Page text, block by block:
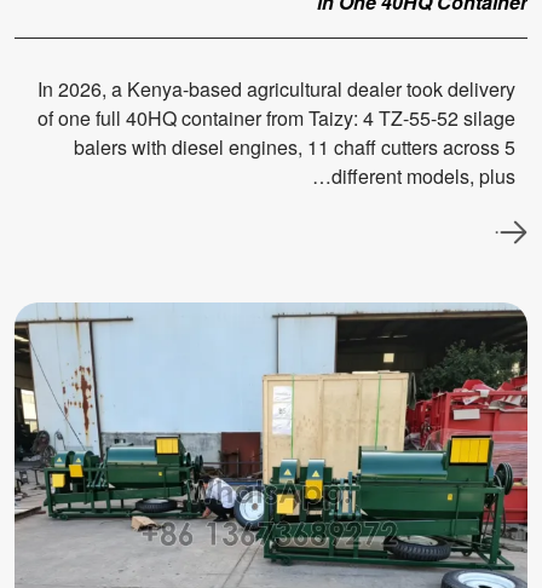
In 2026, a Kenya-based agricultural dealer took delivery
of one full 40HQ container from Taizy: 4 TZ-55-52 silage
balers with diesel engines, 11 chaff cutters across 5
different models, plus…